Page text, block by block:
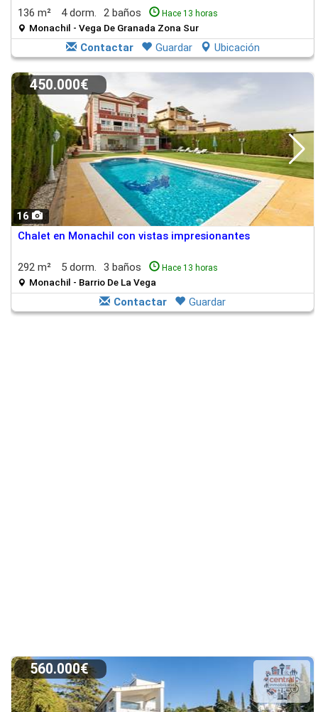
136 m² 4 dorm. 2 baños Hace 13 horas
Monachil - Vega De Granada Zona Sur
Contactar Guardar Ubicación
16
450.000€
Chalet en Monachil con vistas impresionantes
292 m² 5 dorm. 3 baños Hace 13 horas
Monachil - Barrio De La Vega
Contactar Guardar
560.000€